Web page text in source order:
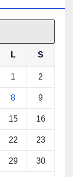
L S
1 2
8 9
15 16
22 23
29 30